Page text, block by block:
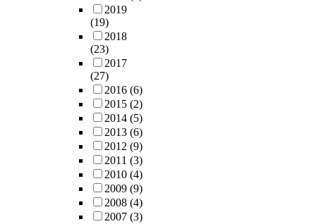
2019
(19)
2018
(23)
2017
(27)
2016 (6)
2015 (2)
2014 (5)
2013 (6)
2012 (9)
2011 (3)
2010 (4)
2009 (9)
2008 (4)
2007 (3)